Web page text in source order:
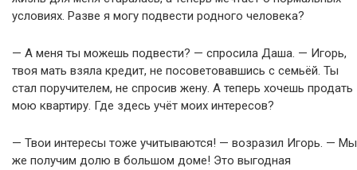
условиях. Разве я могу подвести родного человека?
— А меня ты можешь подвести? — спросила Даша. — Игорь,
твоя мать взяла кредит, не посоветовавшись с семьёй. Ты
стал поручителем, не спросив жену. А теперь хочешь продать
мою квартиру. Где здесь учёт моих интересов?
— Твои интересы тоже учитываются! — возразил Игорь. — Мы
же получим долю в большом доме! Это выгодная